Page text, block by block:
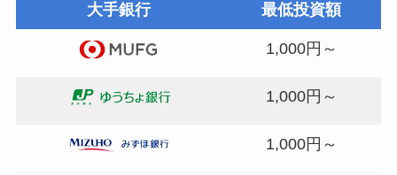
大手銀行 最低投資額
1,000円～
1,000円～
1,000円～